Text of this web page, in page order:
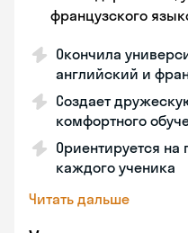
французского
Окончила
английский и
Создает
комфортного
Ориентируется на
каждого ученика
Читать дальше